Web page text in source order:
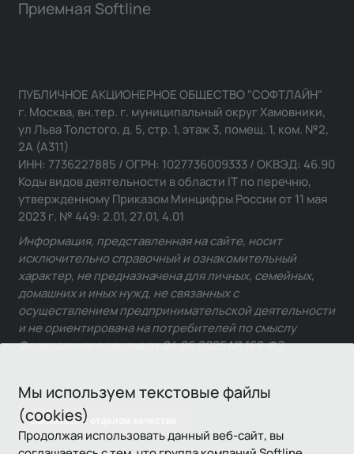
Мы используем текстовые файлы
(cookies)
Продолжая использовать данный веб-сайт, вы
Приемная Softline
Связаться с отделом качества
ПУБЛИЧНОЕ АКЦИОНЕРНОЕ ОБЩЕСТВО "СОФТЛАЙН"
г. Москва, вн.тер. г. муниципальный округ Хамовники,
ул Льва Толстого, д. 5, стр. 1, этаж 3, помещ. 1, ком. №2,
2А (А311)
ИНН: 7736227885 / ОГРН: 1027736009333 / ОКВЭД: 46.90
Коды видов деятельности в области IT по перечню,
утвержденному Приказом Минцифры России от 11 мая
2023 г. № 449: 2.01, 27.01, 4.01
Информация, представленная на сайте, носит
исключительно справочный и ознакомительный
характер, не предназначена для личных, семейных,
домашних и иных нужд, не связанных с
осуществлением предпринимательской деятельности
и не ориентирована на потребителей по смыслу
Федерального закона от 24.06.2025 № 168-ФЗ.